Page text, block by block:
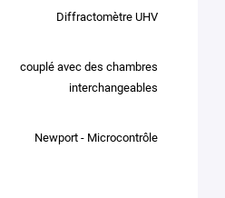
Diffractomètre UHV
couplé avec des chambres
interchangeables
Newport - Microcontrôle